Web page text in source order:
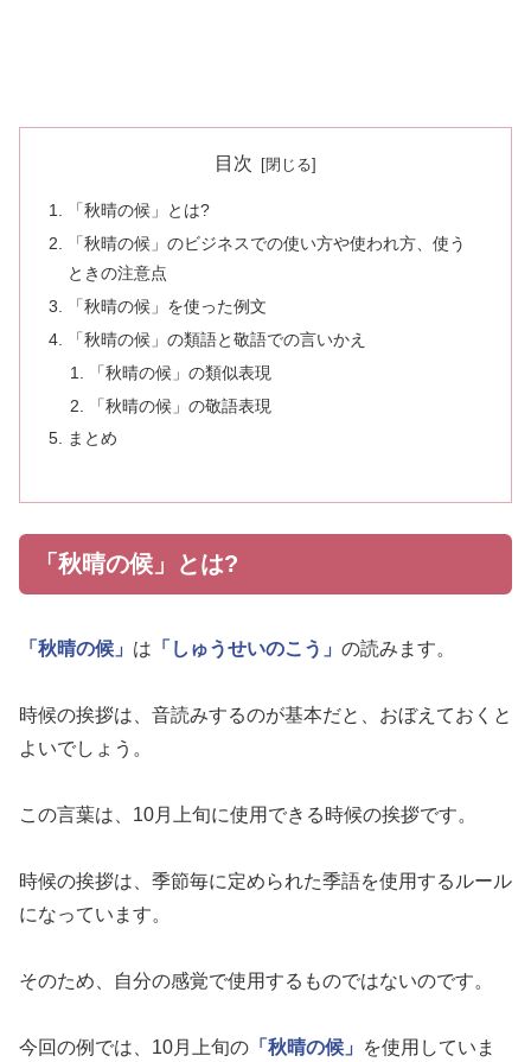
目次
「秋晴の候」とは?
「秋晴の候」のビジネスでの使い方や使われ方、使う
ときの注意点
「秋晴の候」を使った例文
「秋晴の候」の類語と敬語での言いかえ
「秋晴の候」の類似表現
「秋晴の候」の敬語表現
まとめ
「秋晴の候」とは?
「秋晴の候」 は 「しゅうせいのこう」 の読みます。
時候の挨拶は、音読みするのが基本だと、おぼえておくと
よいでしょう。
この言葉は、10月上旬に使用できる時候の挨拶です。
時候の挨拶は、季節毎に定められた季語を使用するルール
になっています。
そのため、自分の感覚で使用するものではないのです。
今回の例では、10月上旬の 「秋晴の候」
を使用していま